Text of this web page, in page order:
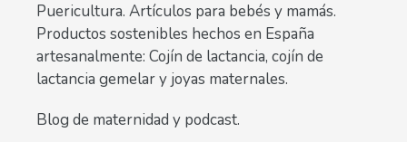
Puericultura. Artículos para bebés y mamás.
Productos sostenibles hechos en España
artesanalmente: Cojín de lactancia, cojín de
lactancia gemelar y joyas maternales.
Blog de maternidad y podcast.